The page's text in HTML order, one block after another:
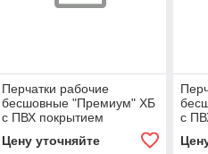
Перчатки рабочие
бесшовные "Премиум" ХБ
с ПВХ покрытием
Цену уточняйте
с